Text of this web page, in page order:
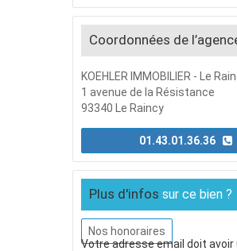
Coordonnées de
KOEHLER IMMOBILIER - Le
1 avenue de la Résistance
93340 Le Raincy
01.43.01.36.36
Plus d'infos sur ce bien ?
Nos honoraires
Votre adresse email doit avoir